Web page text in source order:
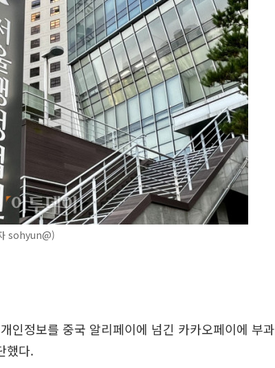
sohyun@)
인정보를 중국 알리페이에 넘긴 카카오페이에 부과
했다.